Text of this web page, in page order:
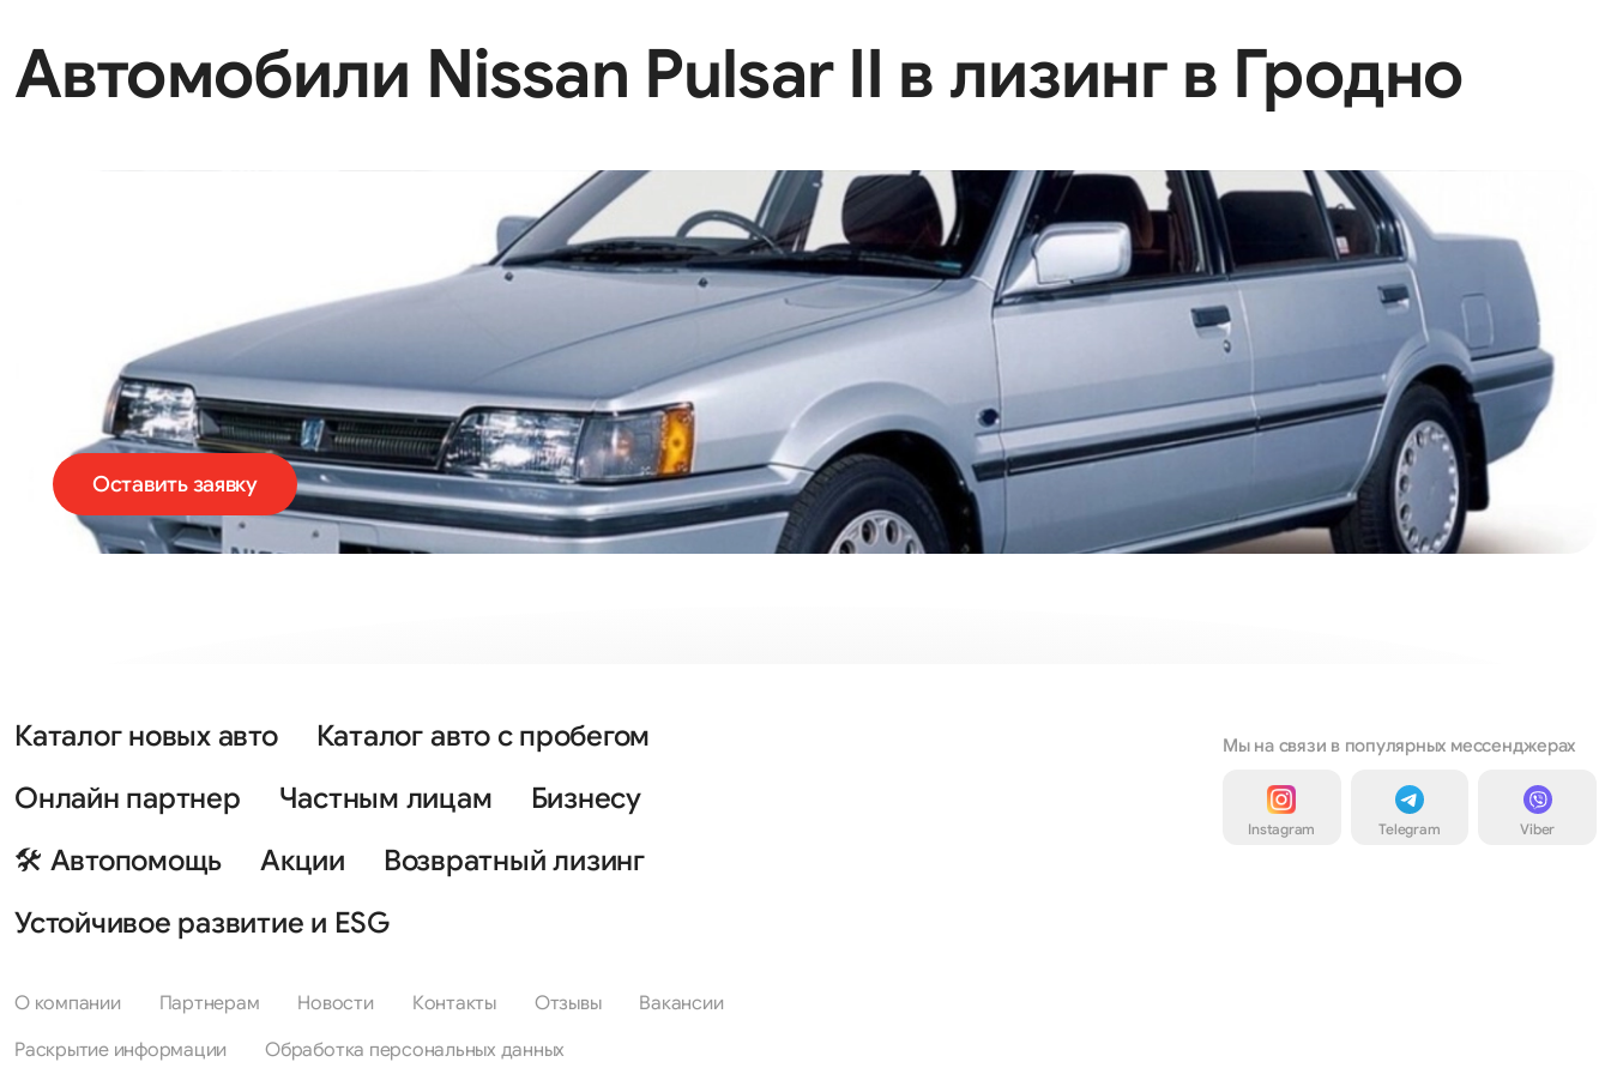
Автомобили Nissan Pulsar II в лизинг в Гродно
Оставить заявку
Каталог новых авто
Каталог авто с пробегом
Онлайн партнер
Частным лицам
Бизнесу
🛠 Автопомощь
Акции
Возвратный лизинг
Устойчивое развитие и ESG
О компании Партнерам Новости Контакты Отзывы
Вакансии
Раскрытие информации
Обработка персональных данных
Мы на связи в популярных мессенджерах
Instagram Telegram Viber